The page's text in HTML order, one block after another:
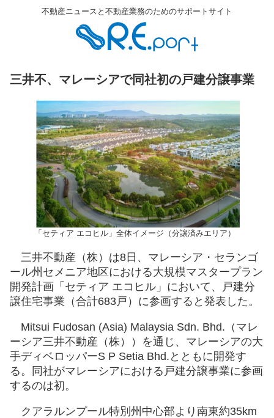
不動産ニュースと不動産業務のためのサポートサイト
三井不、マレーシアで同社初の戸建分譲事業
「セティア エコヒル」全体イメージ（分譲済みエリア）
三井不動産（株）は8日、マレーシア・セランゴ
ール州セメニア地区における大規模マスタープラン
開発計画「セティア エコヒル」において、戸建分
譲住宅事業（合計683戸）に参画すると発表した。
Mitsui Fudosan (Asia) Malaysia Sdn. Bhd.（マレ
ーシア三井不動産（株））を通じ、マレーシアの大
手ディベロッパーS P Setia Bhd.とともに開発す
る。同社がマレーシアにおける戸建分譲事業に参画
するのは初。
クアラルンプール特別州中心部より南東約35km